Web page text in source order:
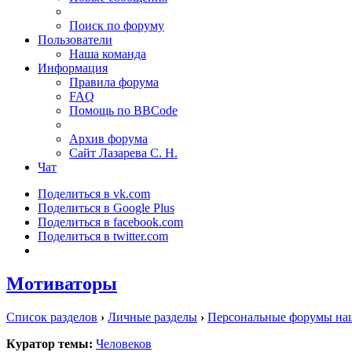
Поиск по форуму
Пользователи
Наша команда
Информация
Правила форума
FAQ
Помощь по BBCode
Архив форума
Сайт Лазарева С. Н.
Чат
Поделиться в vk.com
Поделиться в Google Plus
Поделиться в facebook.com
Поделиться в twitter.com
Мотиваторы
Список разделов › Личные разделы › Персональные форумы
Куратор темы: Человеков